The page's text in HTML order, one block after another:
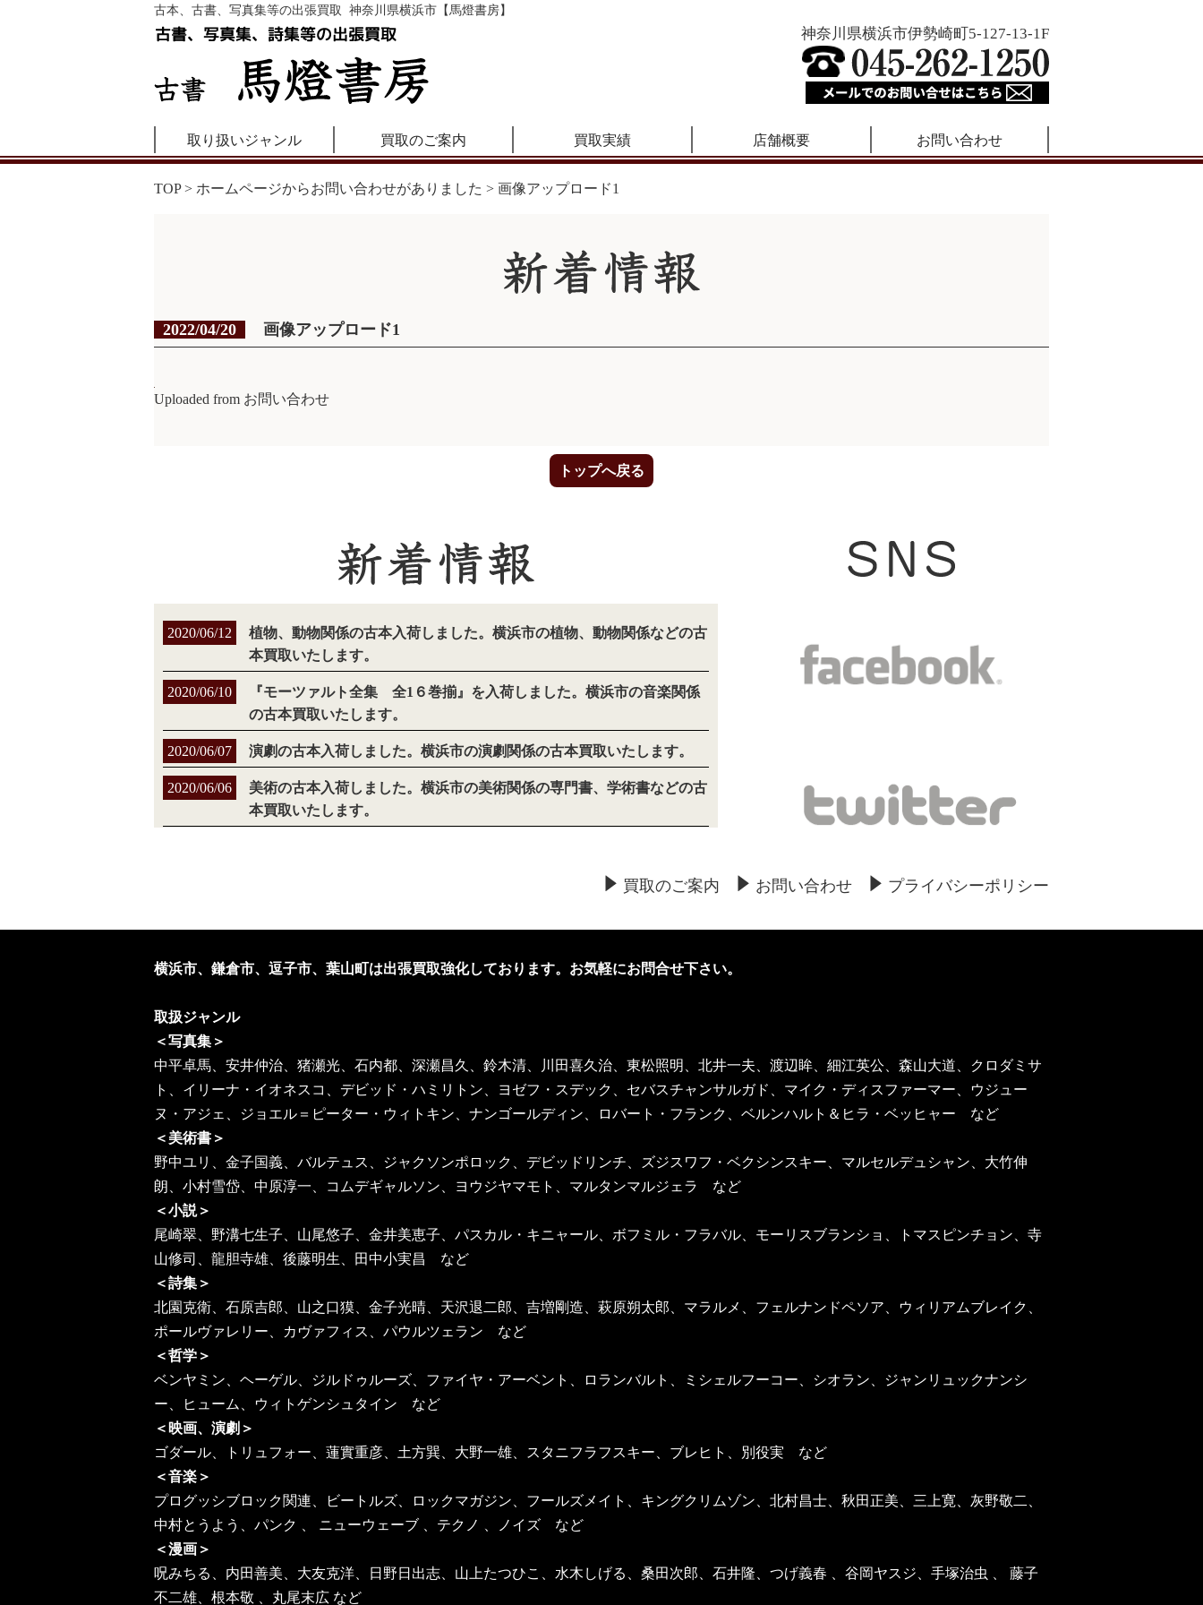
古本、古書、写真集等の出張買取 神奈川県横浜市【馬燈書房】
神奈川県横浜市伊勢崎町5-127-13-1F
取り扱いジャンル 買取のご案内 買取実績 店舗概要 お問い合わせ
TOP> ホームページからお問い合わせがありました > 画像アップロード1
2022/04/20 画像アップロード1
Uploaded from お問い合わせ
トップへ戻る
2020/06/12
植物、動物関係の古本入荷しました。横浜市の植物、動物関係などの古
本買取いたします。
2020/06/10
『モーツァルト全集 全1６巻揃』を入荷しました。横浜市の音楽関係
の古本買取いたします。
2020/06/07 演劇の古本入荷しました。横浜市の演劇関係の古本買取いたします。
2020/06/06
美術の古本入荷しました。横浜市の美術関係の専門書、学術書などの古
本買取いたします。
学術書などの古本買取いたします。
2020/06/01 哲学の古本入荷しました。横浜市の哲学関係の古本買取いたします。
2020/05/29
横浜の歴史の古本入荷しました。横浜市の歴史の古本、専門書、学術書
の古本買取いたします。
2020/05/27
歴史の古本入荷しました。横浜市の歴史の古本、専門書、学術書の古本
プライバシーポリシー
お問い合わせ
買取のご案内
横浜市、鎌倉市、逗子市、葉山町は出張買取強化しております。お気軽にお問合せ下さい。
取扱ジャンル
＜写真集＞
中平卓馬、安井仲治、猪瀬光、石内都、深瀬昌久、鈴木清、川田喜久治、東松照明、北井一夫、渡辺眸、細江英公、森山大道、クロダミサ
ト、イリーナ・イオネスコ、デビッド・ハミリトン、ヨゼフ・スデック、セバスチャンサルガド、マイク・ディスファーマー、ウジュー
ヌ・アジェ、ジョエル＝ピーター・ウィトキン、ナンゴールディン、ロバート・フランク、ベルンハルト＆ヒラ・ベッヒャー など
＜美術書＞
野中ユリ、金子国義、バルテュス、ジャクソンポロック、デビッドリンチ、ズジスワフ・ベクシンスキー、マルセルデュシャン、大竹伸
朗、小村雪岱、中原淳一、コムデギャルソン、ヨウジヤマモト、マルタンマルジェラ など
＜小説＞
尾崎翠、野溝七生子、山尾悠子、金井美恵子、パスカル・キニャール、ボフミル・フラバル、モーリスブランショ、トマスピンチョン、寺
山修司、龍胆寺雄、後藤明生、田中小実昌 など
＜詩集＞
北園克衛、石原吉郎、山之口獏、金子光晴、天沢退二郎、吉増剛造、萩原朔太郎、マラルメ、フェルナンドペソア、ウィリアムブレイク、
ポールヴァレリー、カヴァフィス、パウルツェラン など
＜哲学＞
ベンヤミン、ヘーゲル、ジルドゥルーズ、ファイヤ・アーベント、ロランバルト、ミシェルフーコー、シオラン、ジャンリュックナンシ
ー、ヒューム、ウィトゲンシュタイン など
＜映画、演劇＞
ゴダール、トリュフォー、蓮實重彦、土方巽、大野一雄、スタニフラフスキー、ブレヒト、別役実 など
＜音楽＞
プログッシブロック関連、ビートルズ、ロックマガジン、フールズメイト、キングクリムゾン、北村昌士、秋田正美、三上寛、灰野敬二、
中村とうよう、パンク 、 ニューウェーブ 、テクノ 、ノイズ など
＜漫画＞
呪みちる、内田善美、大友克洋、日野日出志、山上たつひこ、水木しげる、桑田次郎、石井隆、つげ義春 、谷岡ヤスジ、手塚治虫 、 藤子
不二雄、根本敬 、丸尾末広 など